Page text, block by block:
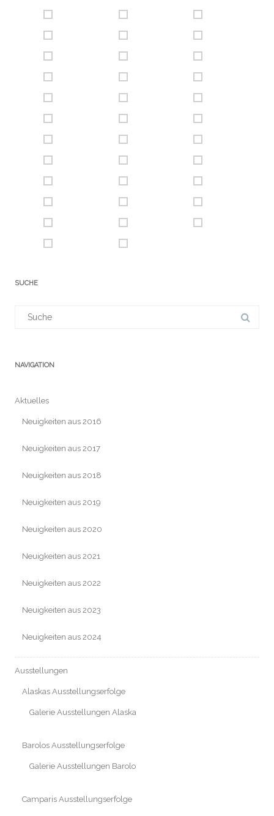
SUCHE
NAVIGATION
Aktuelles
Neuigkeiten aus 2016
Neuigkeiten aus 2017
Neuigkeiten aus 2018
Neuigkeiten aus 2019
Neuigkeiten aus 2020
Neuigkeiten aus 2021
Neuigkeiten aus 2022
Neuigkeiten aus 2023
Neuigkeiten aus 2024
Ausstellungen
Alaskas Ausstellungserfolge
Galerie Ausstellungen Alaska
Barolos Ausstellungserfolge
Galerie Ausstellungen Barolo
Camparis Ausstellungserfolge